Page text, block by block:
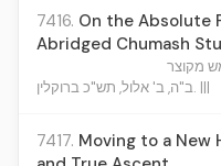
7416. On the Absolute
Abridged Chumash
מקוצר
ב"ה, ב' אלול, תש"כ ברוקלין. |||
7417. Moving to a New